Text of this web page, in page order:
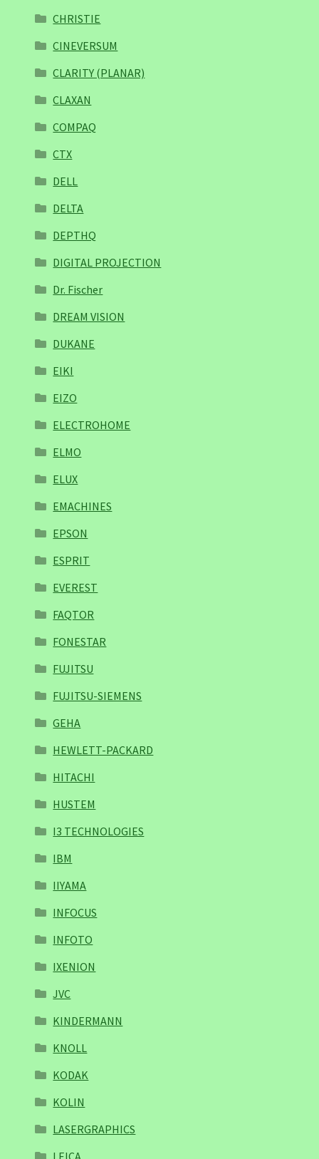
CHRISTIE
CINEVERSUM
CLARITY (PLANAR)
CLAXAN
COMPAQ
CTX
DELL
DELTA
DEPTHQ
DIGITAL PROJECTION
Dr. Fischer
DREAM VISION
DUKANE
EIKI
EIZO
ELECTROHOME
ELMO
ELUX
EMACHINES
EPSON
ESPRIT
EVEREST
FAQTOR
FONESTAR
FUJITSU
FUJITSU-SIEMENS
GEHA
HEWLETT-PACKARD
HITACHI
HUSTEM
I3 TECHNOLOGIES
IBM
IIYAMA
INFOCUS
INFOTO
IXENION
JVC
KINDERMANN
KNOLL
KODAK
KOLIN
LASERGRAPHICS